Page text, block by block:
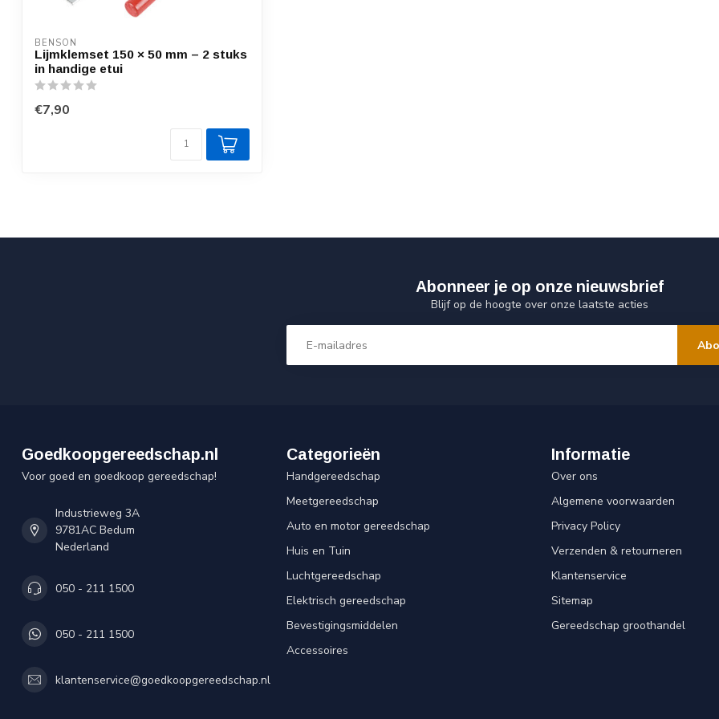
BENSON
Lijmklemset 150 × 50 mm – 2 stuks
in handige etui
€7,90
Abonneer je op onze nieuwsbrief
Blijf op de hoogte over onze laatste acties
Goedkoopgereedschap.nl
Voor goed en goedkoop gereedschap!
Industrieweg 3A
9781AC Bedum
Nederland
050 - 211 1500
050 - 211 1500
klantenservice@goedkoopgereedschap.nl
Categorieën
Handgereedschap
Meetgereedschap
Auto en motor gereedschap
Huis en Tuin
Luchtgereedschap
Elektrisch gereedschap
Bevestigingsmiddelen
Accessoires
Informatie
Over ons
Algemene voorwaarden
Privacy Policy
Verzenden & retourneren
Klantenservice
Sitemap
Gereedschap groothandel